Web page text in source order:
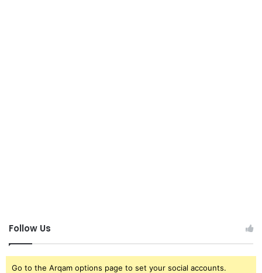
Follow Us
Go to the Arqam options page to set your social accounts.